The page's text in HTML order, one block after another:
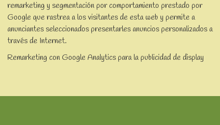
remarketing y segmentación por comportamiento prestado por
Google que rastrea a los visitantes de esta web y permite a
anunciantes seleccionados presentarles anuncios personalizados a
través de Internet.
Remarketing con Google Analytics para la publicidad de display